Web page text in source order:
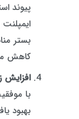
پیوند
بستر
کاهش
افزایش
با
بهبود